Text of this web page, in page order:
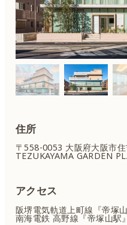
住所
〒558-0053 大阪府大阪市
TEZUKAYAMA GARDEN
アクセス
阪堺電気軌道上町線『帝塚
南海電鉄 高野線『帝塚山